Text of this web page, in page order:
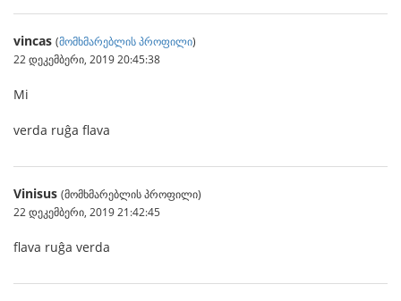
vincas (მომხმარებლის პროფილი)
22 დეკემბერი, 2019 20:45:38
Mi
verda ruĝa flava
Vinisus (მომხმარებლის პროფილი)
22 დეკემბერი, 2019 21:42:45
flava ruĝa verda